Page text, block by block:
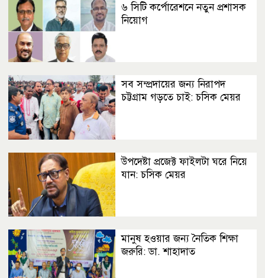
৬ সিটি কর্পোরেশনে নতুন প্রশাসক
নিয়োগ
সব সম্প্রদায়ের জন্য নিরাপদ
চট্টগ্রাম গড়তে চাই: চসিক মেয়র
উপদেষ্টা প্রজেক্ট ফাইলটা ঘরে নিয়ে
যান: চসিক মেয়র
মানুষ হওয়ার জন্য নৈতিক শিক্ষা
জরুরি: ডা. শাহাদাত